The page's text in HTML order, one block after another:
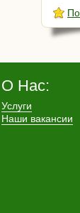
О Нас:
Услуги
Наши вакансии